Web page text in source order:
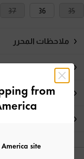
35
36
37
ملاحظات المحرر
تفاصيل المنتج
العروض الحصرية
from
site